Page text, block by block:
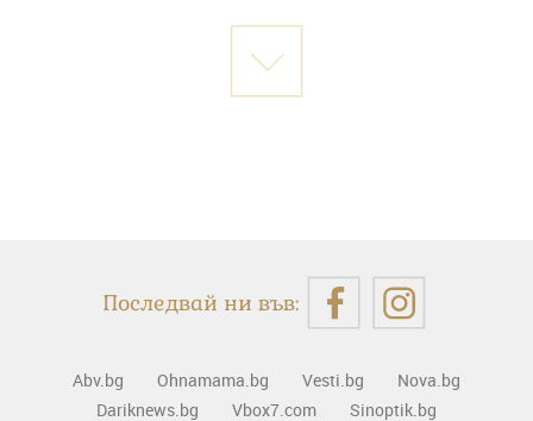
Последвай ни във:
Abv.bg Ohnamama.bg Vesti.bg
Nova.bg
Dariknews.bg
Vbox7.com Sinoptik.bg